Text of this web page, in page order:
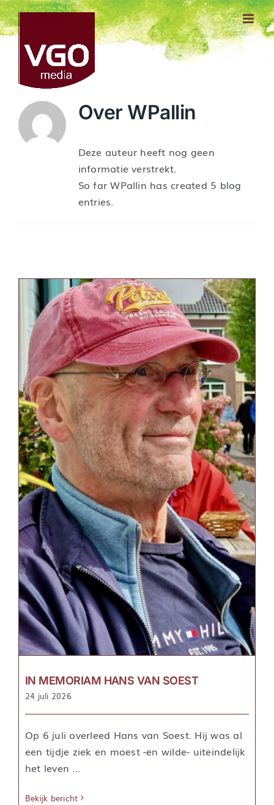
Ga
naar
inhoud
Over WPallin
Deze auteur heeft nog geen
informatie verstrekt.
So far WPallin has created 5 blog
entries.
IN MEMORIAM HANS VAN SOEST
24 juli 2026
Op 6 juli overleed Hans van Soest. Hij was al
een tijdje ziek en moest -en wilde- uiteindelijk
het leven ...
Bekijk bericht